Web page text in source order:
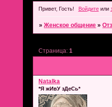
Привет, Гость! Войдитеили
»Женское общение »
Страница:1
Natalka
*Я жИвУ зДеСь*